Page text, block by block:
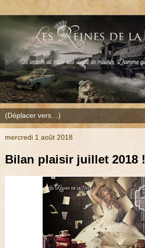
mercredi 1 août 2018
Bilan plaisir juillet 2018 !